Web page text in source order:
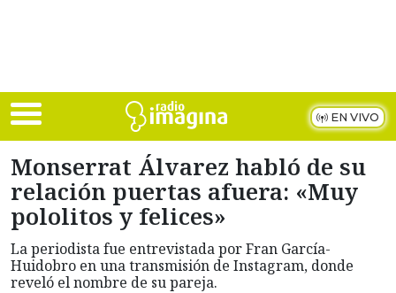
EN VIVO
Monserrat Álvarez habló de su
relación puertas afuera: «Muy
pololitos y felices»
La periodista fue entrevistada por Fran García-
Huidobro en una transmisión de Instagram, donde
reveló el nombre de su pareja.